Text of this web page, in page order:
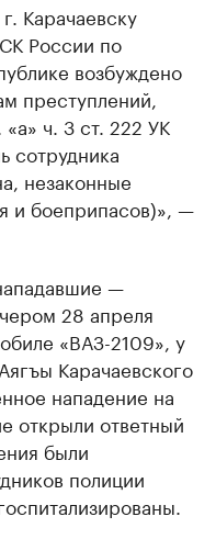
Карачаевску
России по
возбуждено
преступлений,
ч. 3 ст. 222 УК
сотрудника
незаконные
и боеприпасов)», —
—
28 апреля
«ВАЗ-2109», у
Карачаевского
нападение на
открыли ответный
были
полиции